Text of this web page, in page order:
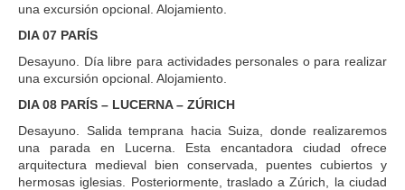
una excursión opcional. Alojamiento.
DIA 07 PARÍS
Desayuno. Día libre para actividades personales o para realizar
una excursión opcional. Alojamiento.
DIA 08 PARÍS – LUCERNA – ZÚRICH
Desayuno. Salida temprana hacia Suiza, donde realizaremos
una parada en Lucerna. Esta encantadora ciudad ofrece
arquitectura medieval bien conservada, puentes cubiertos y
hermosas iglesias. Posteriormente, traslado a Zúrich, la ciudad